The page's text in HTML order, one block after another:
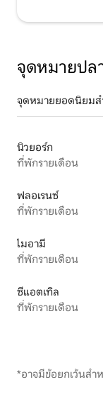
จุดหมายปล
จุดหมายยอดนิยมส
นิวยอร์ก
ที่พักรายเดือน
ฟลอเรนซ์
ที่พักรายเดือน
ไมอามี
ที่พักรายเดือน
ซีแอตเทิล
ที่พักรายเดือน
*อาจมีข้อยกเว้นส